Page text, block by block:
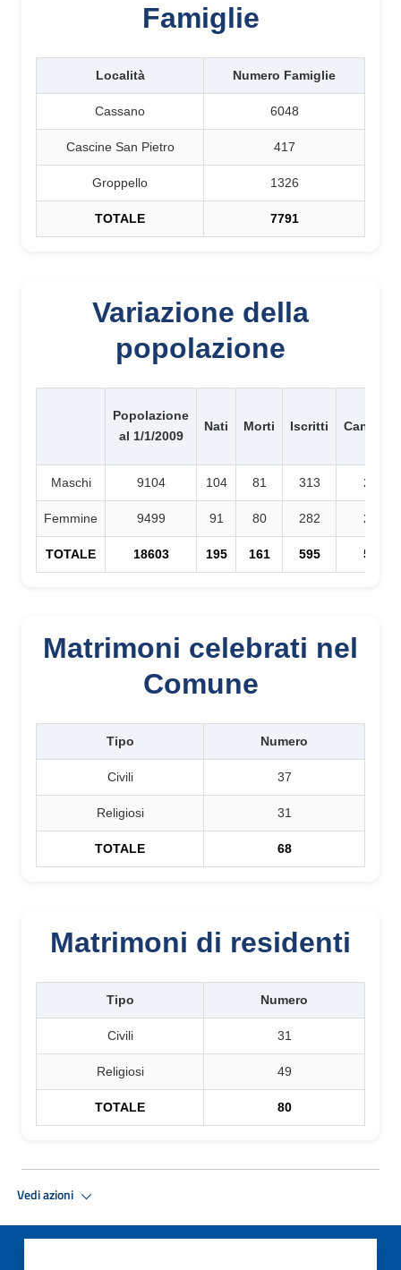
Famiglie
Località Numero Famiglie
Cassano 6048
Cascine San Pietro 417
Groppello 1326
TOTALE 7791
Variazione della
popolazione
Popolazione
al 1/1/2009
Nati Morti Iscritti
Maschi 9104 104 81 313 276
Femmine 9499 91 80 282 259
TOTALE 18603 195 161 595 535
Matrimoni celebrati nel
Comune
Tipo Numero
Civili 37
Religiosi 31
TOTALE 68
Matrimoni di residenti
Tipo Numero
Civili 31
Religiosi 49
TOTALE 80
Vedi azioni